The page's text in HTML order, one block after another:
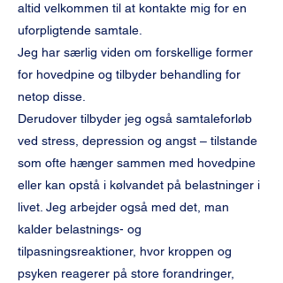
altid velkommen til at kontakte mig for en
uforpligtende samtale.
Jeg har særlig viden om forskellige former
for hovedpine og tilbyder behandling for
netop disse.
Derudover tilbyder jeg også samtaleforløb
ved stress, depression og angst – tilstande
som ofte hænger sammen med hovedpine
eller kan opstå i kølvandet på belastninger i
livet. Jeg arbejder også med det, man
kalder belastnings- og
tilpasningsreaktioner, hvor kroppen og
psyken reagerer på store forandringer,